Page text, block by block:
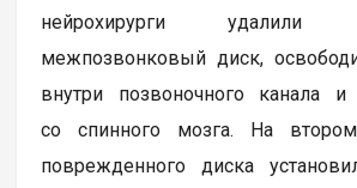
нейрохирурги удалили
межпозвонковый диск,
внутри позвоночного канала
со спинного мозга. На
поврежденного диска